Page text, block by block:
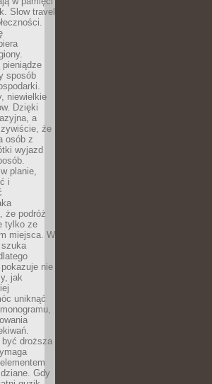
Slow travel
sposób
niewielkie
Dzięki
a
że
osób z
wyjazd
planie,
i
że podróż
tylko ze
miejsca. W
szuka
nie
jak
uniknąć
być droższa
Gdy